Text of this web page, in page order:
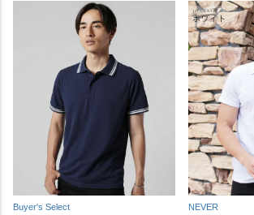
Buyer's Select
NEVER